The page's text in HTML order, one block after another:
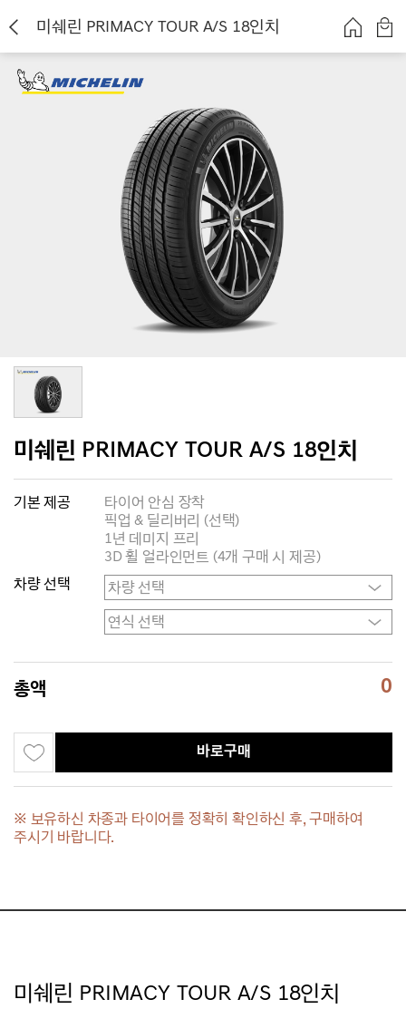
미쉐린 PRIMACY TOUR A/S 18인치
미쉐린 PRIMACY TOUR A/S 18인치
기본 제공
타이어 안심 장착
픽업 & 딜리버리 (선택)
1년 데미지 프리
3D 휠 얼라인먼트 (4개 구매 시 제공)
차량 선택
총액 0
바로구매
※ 보유하신 차종과 타이어를 정확히 확인하신 후, 구매하여
주시기 바랍니다.
미쉐린 PRIMACY TOUR A/S 18인치